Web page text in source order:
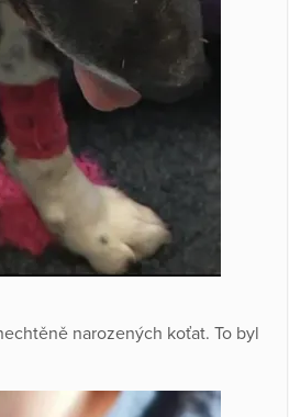
narozených koťat. To byl